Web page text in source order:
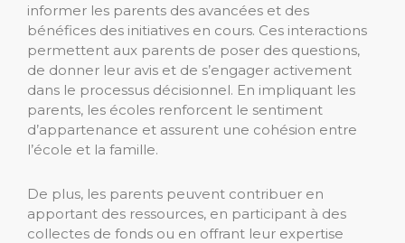
informer les parents des avancées et des
bénéfices des initiatives en cours. Ces interactions
permettent aux parents de poser des questions,
de donner leur avis et de s’engager activement
dans le processus décisionnel. En impliquant les
parents, les écoles renforcent le sentiment
d’appartenance et assurent une cohésion entre
l’école et la famille.
De plus, les parents peuvent contribuer en
apportant des ressources, en participant à des
collectes de fonds ou en offrant leur expertise